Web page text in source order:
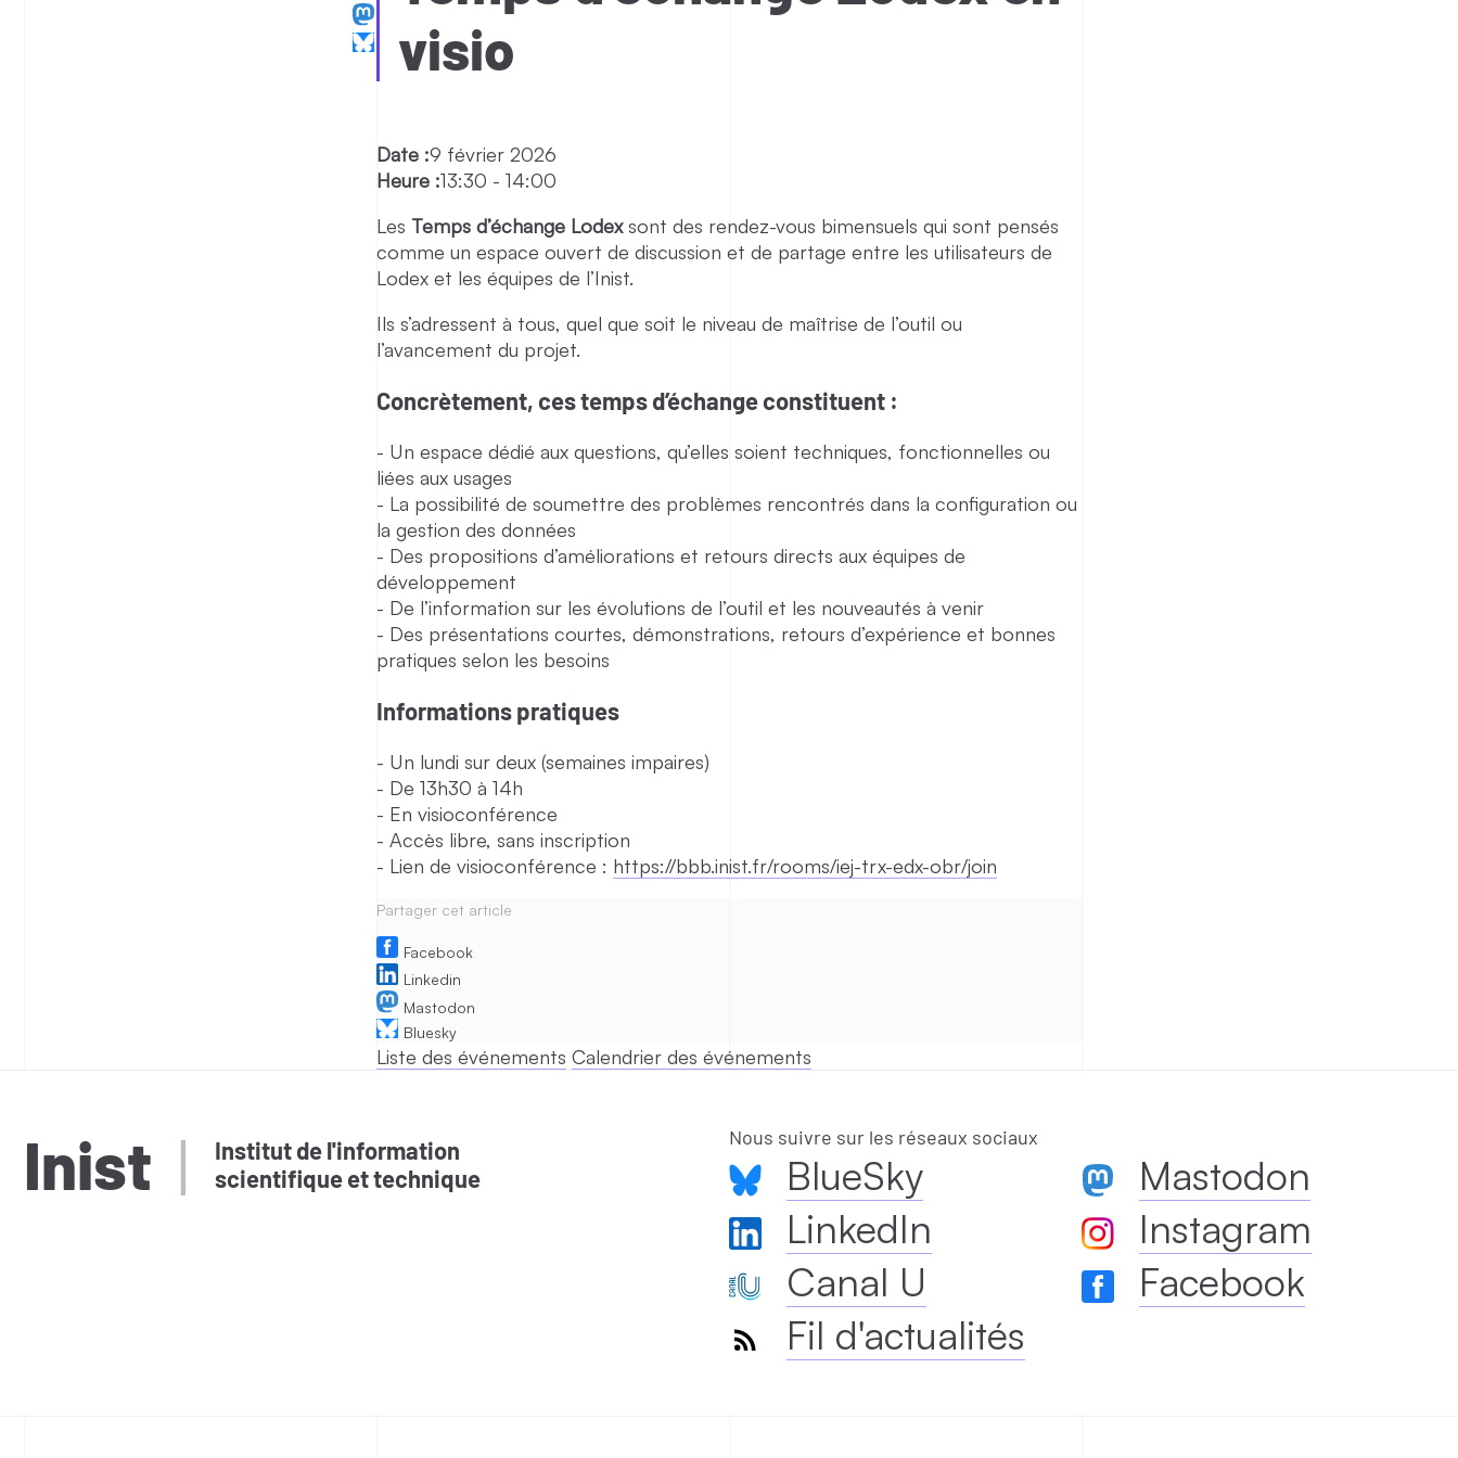
visio
Date :9 février 2026
Heure :13:30 - 14:00
Les Temps d’échange Lodexsont des rendez-vous bimensuels qui sont pensés
comme un espace ouvert de discussion et de partage entre les utilisateurs de
Lodex et les équipes de l’Inist.
Ils s’adressent à tous, quel que soit le niveau de maîtrise de l’outil ou
l’avancement du projet.
Concrètement, ces temps d’échange constituent :
Un espace dédié aux questions, qu’elles soient techniques, fonctionnelles ou
liées aux usages
La possibilité de soumettre des problèmes rencontrés dans la configuration ou
la gestion des données
Des propositions d’améliorations et retours directs aux équipes de
développement
De l’information sur les évolutions de l’outil et les nouveautés à venir
Des présentations courtes, démonstrations, retours d’expérience et bonnes
pratiques selon les besoins
Informations pratiques
Un lundi sur deux (semaines impaires)
De 13h30 à 14h
En visioconférence
Accès libre, sans inscription
Lien de visioconférence : https://bbb.inist.fr/rooms/iej-trx-edx-obr/join
Partager cet article
Facebook
Linkedin
Mastodon
Bluesky
Liste des événements Calendrier des événements
Inist
Institut de l'information
scientifique et technique
Nous suivre sur les réseaux sociaux
BlueSky
Mastodon
LinkedIn
Instagram
Canal U
Facebook
Fil d'actualités